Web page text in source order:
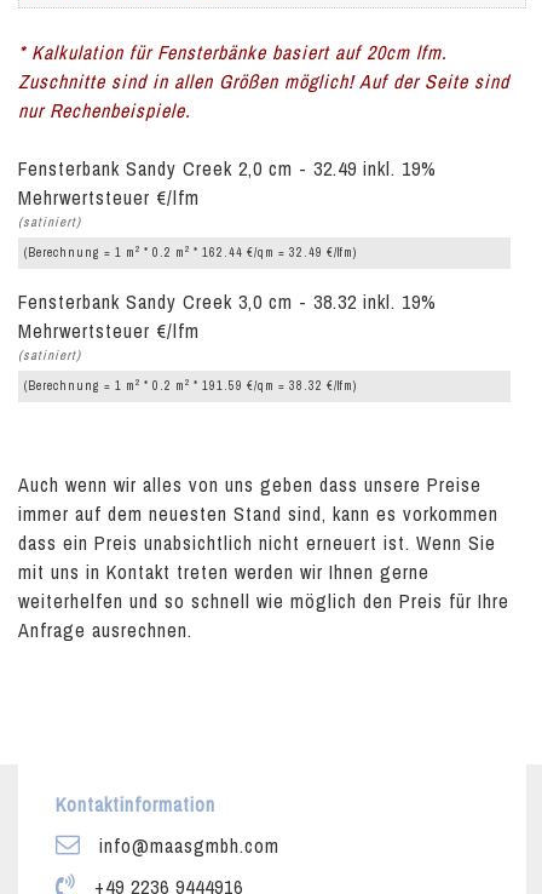
* Kalkulation für Fensterbänke basiert auf 20cm lfm.
Zuschnitte sind in allen Größen möglich! Auf der Seite sind
nur Rechenbeispiele.
Fensterbank Sandy Creek 2,0 cm - 32.49 inkl. 19%
Mehrwertsteuer €/lfm
(satiniert)
(Berechnung = 1 m 2 * 0.2 m 2 * 162.44 €/qm = 32.49 €/lfm)
Fensterbank Sandy Creek 3,0 cm - 38.32 inkl. 19%
Mehrwertsteuer €/lfm
(satiniert)
(Berechnung = 1 m 2 * 0.2 m 2 * 191.59 €/qm = 38.32 €/lfm)
Auch wenn wir alles von uns geben dass unsere Preise
immer auf dem neuesten Stand sind, kann es vorkommen
dass ein Preis unabsichtlich nicht erneuert ist. Wenn Sie
mit uns in Kontakt treten werden wir Ihnen gerne
weiterhelfen und so schnell wie möglich den Preis für Ihre
Anfrage ausrechnen.
Kontaktinformation
info@maasgmbh.com
+49 2236 9444916